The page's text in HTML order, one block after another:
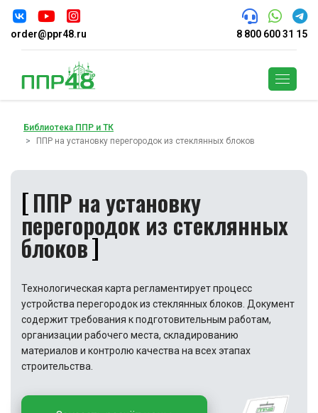
order@ppr48.ru 8 800 600 31 15
Библиотека ППР и ТК
ППР на установку перегородок из стеклянных блоков
ППР на установку
перегородок из стеклянных
блоков
Технологическая карта регламентирует процесс
устройства перегородок из стеклянных блоков. Документ
содержит требования к подготовительным работам,
организации рабочего места, складированию
материалов и контролю качества на всех этапах
строительства.